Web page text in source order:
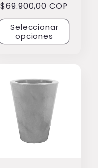
Precio
habitual
$69.900,00 COP
Seleccionar
opciones